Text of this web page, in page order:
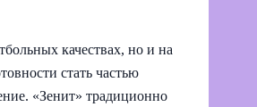
качествах, но и на
стать частью
«Зенит» традиционно